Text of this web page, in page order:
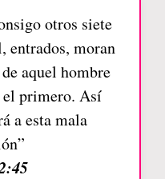
otros siete
entrados, moran
aquel hombre
el primero. Así
a esta mala